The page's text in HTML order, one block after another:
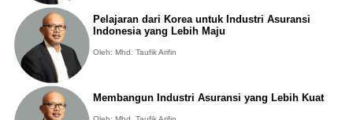
Pelajaran dari Korea untuk Industri Asuransi
Indonesia yang Lebih Maju
Oleh: Mhd. Taufik Arifin
Membangun Industri Asuransi yang Lebih Kuat